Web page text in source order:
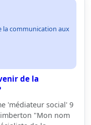
la communication aux
de la
'médiateur social' 9
"Mon nom